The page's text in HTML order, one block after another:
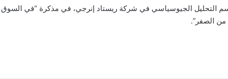
الجيوسياسي في شركة ريستاد إنرجي، في مذكرة “في السوق
من الصفر”.